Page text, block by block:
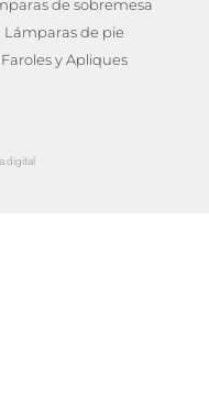
de sobremesa
Lámparas de pie
Faroles y Apliques